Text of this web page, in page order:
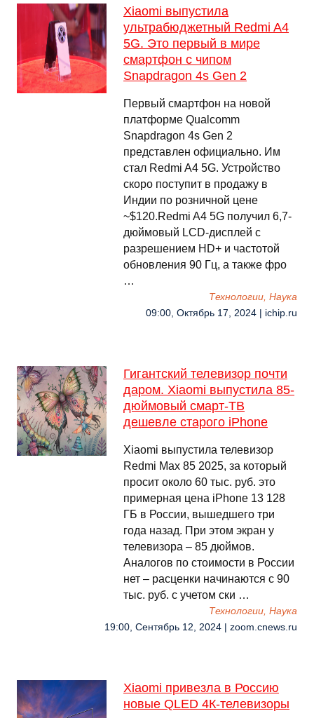
Xiaomi выпустила
ультрабюджетный Redmi A4
5G. Это первый в мире
смартфон с чипом
Snapdragon 4s Gen 2
Первый смартфон на новой
платформе Qualcomm
Snapdragon 4s Gen 2
представлен официально. Им
стал Redmi A4 5G. Устройство
скоро поступит в продажу в
Индии по розничной цене
~$120.Redmi A4 5G получил 6,7-
дюймовый LCD-дисплей с
разрешением HD+ и частотой
обновления 90 Гц, а также фро
…
Технологии, Наука
09:00, Октябрь 17, 2024 | ichip.ru
Гигантский телевизор почти
даром. Xiaomi выпустила 85-
дюймовый смарт-ТВ
дешевле старого iPhone
Xiaomi выпустила телевизор
Redmi Max 85 2025, за который
просит около 60 тыс. руб. это
примерная цена iPhone 13 128
ГБ в России, вышедшего три
года назад. При этом экран у
телевизора – 85 дюймов.
Аналогов по стоимости в России
нет – расценки начинаются с 90
тыс. руб. с учетом ски …
Технологии, Наука
19:00, Сентябрь 12, 2024 | zoom.cnews.ru
Xiaomi привезла в Россию
новые QLED 4К-телевизоры